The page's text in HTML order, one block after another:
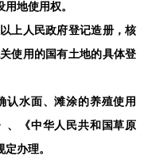
地使用权。
上人民政府登记造册，核
使用的国有土地的具体登
认水面、滩涂的养殖使用
、《中华人民共和国草原
办理。